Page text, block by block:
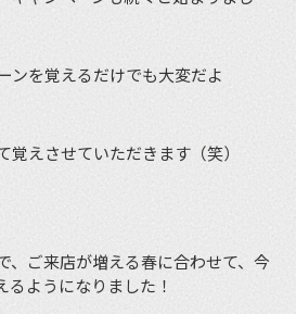
ンを覚えるだけでも大変だよ
覚えさせていただきます（笑）
、ご来店が増える春に合わせて、今
ようになりました！